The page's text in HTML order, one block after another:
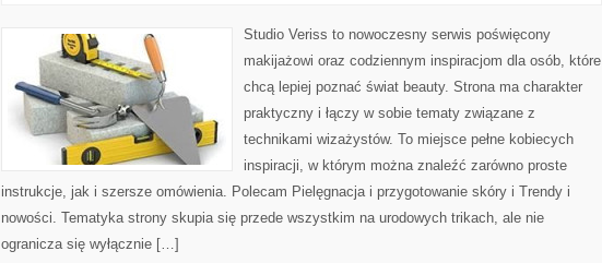
Studio Veriss to nowoczesny serwis poświęcony
makijażowi oraz codziennym inspiracjom dla osób, które
chcą lepiej poznać świat beauty. Strona ma charakter
praktyczny i łączy w sobie tematy związane z
technikami wizażystów. To miejsce pełne kobiecych
inspiracji, w którym można znaleźć zarówno proste
instrukcje, jak i szersze omówienia. Polecam Pielęgnacja i przygotowanie skóry i Trendy i
nowości. Tematyka strony skupia się przede wszystkim na urodowych trikach, ale nie
ogranicza się wyłącznie […]